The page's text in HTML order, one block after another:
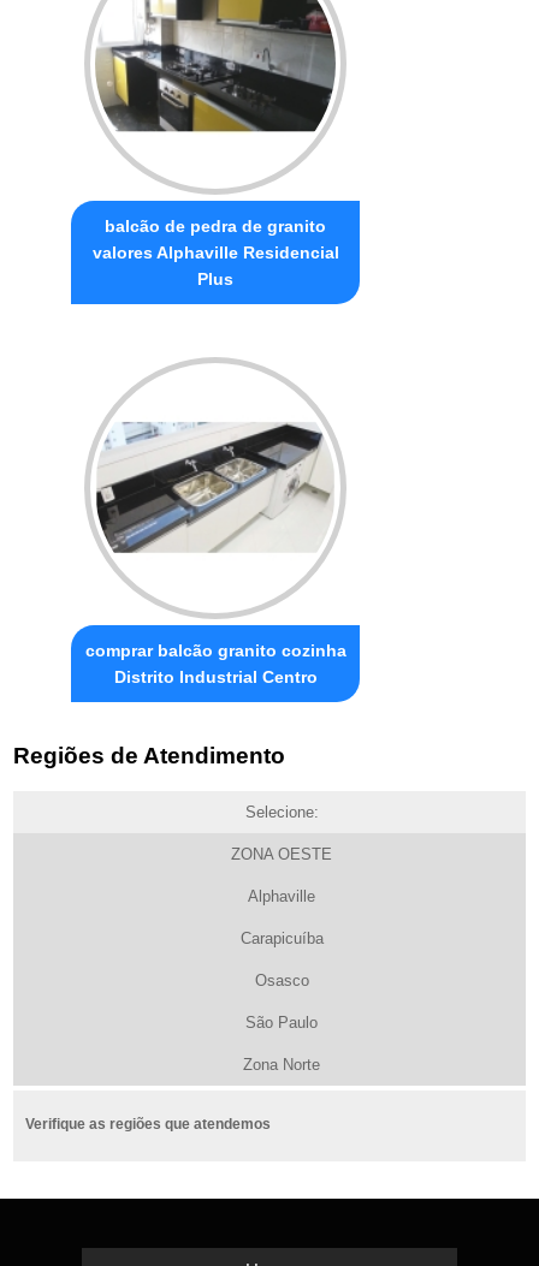
balcão de pedra de granito
valores Alphaville Residencial
Plus
comprar balcão granito cozinha
Distrito Industrial Centro
Regiões de Atendimento
Selecione:
ZONA OESTE
Alphaville
Carapicuíba
Osasco
São Paulo
Zona Norte
Verifique as regiões que atendemos